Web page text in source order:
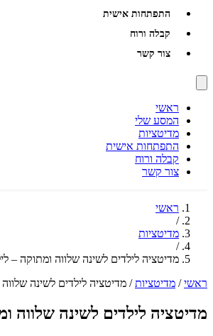
התפתחות אישית
קבלה ורוח
צור קשר
ראשי
המסע שלי
מדיטציות
התפתחות אישית
קבלה ורוח
צור קשר
ראשי
/
מדיטציות
/
מדיטציה לילדים לשינה שלווה ומתוקה – ליל מנוחה
ראשי / מדיטציות / מדיטציה לילדים לשינה שלווה
מדיטציה לילדים לשינה שלווה ומתוקה –